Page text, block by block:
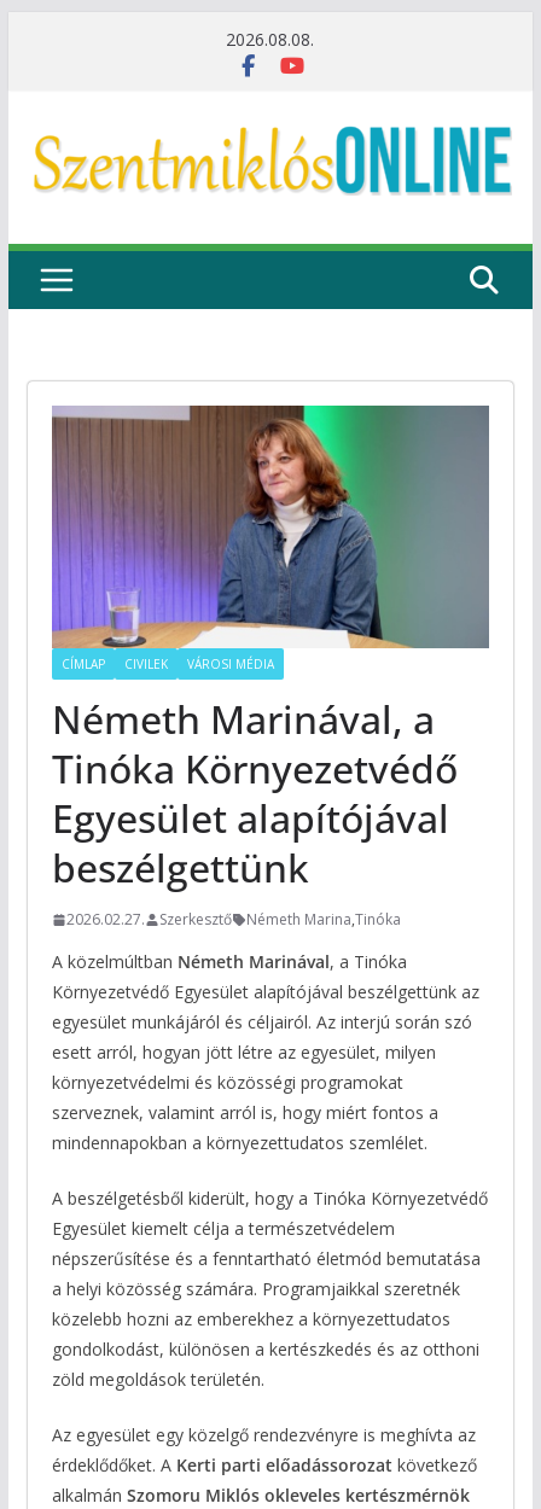
2026.08.08.
CÍMLAP CIVILEK VÁROSI MÉDIA
Németh Marinával, a
Tinóka Környezetvédő
Egyesület alapítójával
beszélgettünk
2026.02.27. Szerkesztő Németh Marina,Tinóka
A közelmúltban Németh Marinával, a Tinóka
Környezetvédő Egyesület alapítójával beszélgettünk az
egyesület munkájáról és céljairól. Az interjú során szó
esett arról, hogyan jött létre az egyesület, milyen
környezetvédelmi és közösségi programokat
szerveznek, valamint arról is, hogy miért fontos a
mindennapokban a környezettudatos szemlélet.
A beszélgetésből kiderült, hogy a Tinóka Környezetvédő
Egyesület kiemelt célja a természetvédelem
népszerűsítése és a fenntartható életmód bemutatása
a helyi közösség számára. Programjaikkal szeretnék
közelebb hozni az emberekhez a környezettudatos
gondolkodást, különösen a kertészkedés és az otthoni
zöld megoldások területén.
Az egyesület egy közelgő rendezvényre is meghívta az
érdeklődőket. A Kerti parti előadássorozat következő
alkalmán Szomoru Miklós okleveles kertészmérnök